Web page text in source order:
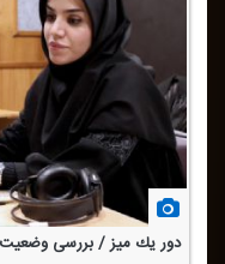
دور یك میز / بررسی وضعیت